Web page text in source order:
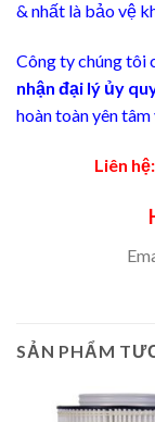
& nhất là bảo vệ
Công ty chúng tôi
nhận đại lý ủy
hoàn toàn yên
Liên
SẢN PHẨM